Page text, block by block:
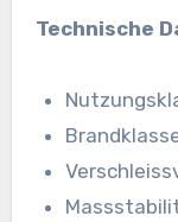
Technische